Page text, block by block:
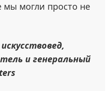
могли просто не
и генеральный